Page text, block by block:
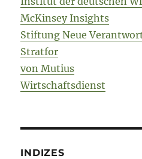
McKinsey Insights
Stiftung Neue
Stratfor
von Mutius
Wirtschaftsdienst
INDIZES